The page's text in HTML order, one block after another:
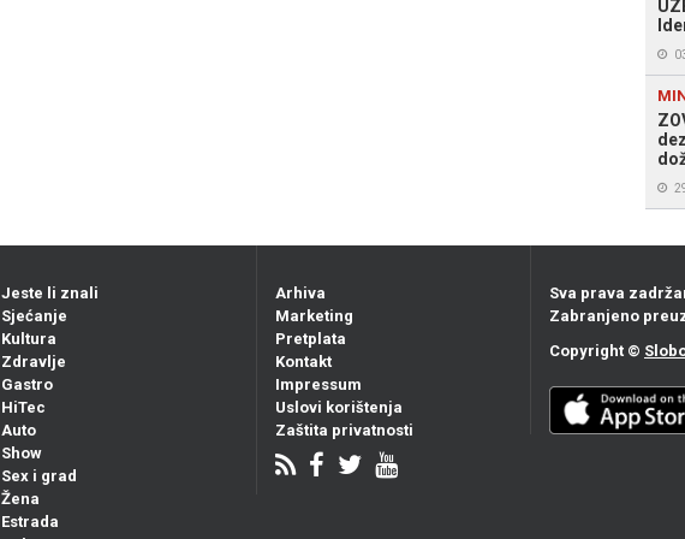
Jeste li znali
Sjećanje
Kultura
Zdravlje
Gastro
HiTec
Auto
Show
Sex i grad
Žena
Estrada
Arhiva
Marketing
Pretplata
Kontakt
Impressum
Uslovi korištenja
Zaštita privatnosti
Sva prava
Zabranjeno
Copyright ©